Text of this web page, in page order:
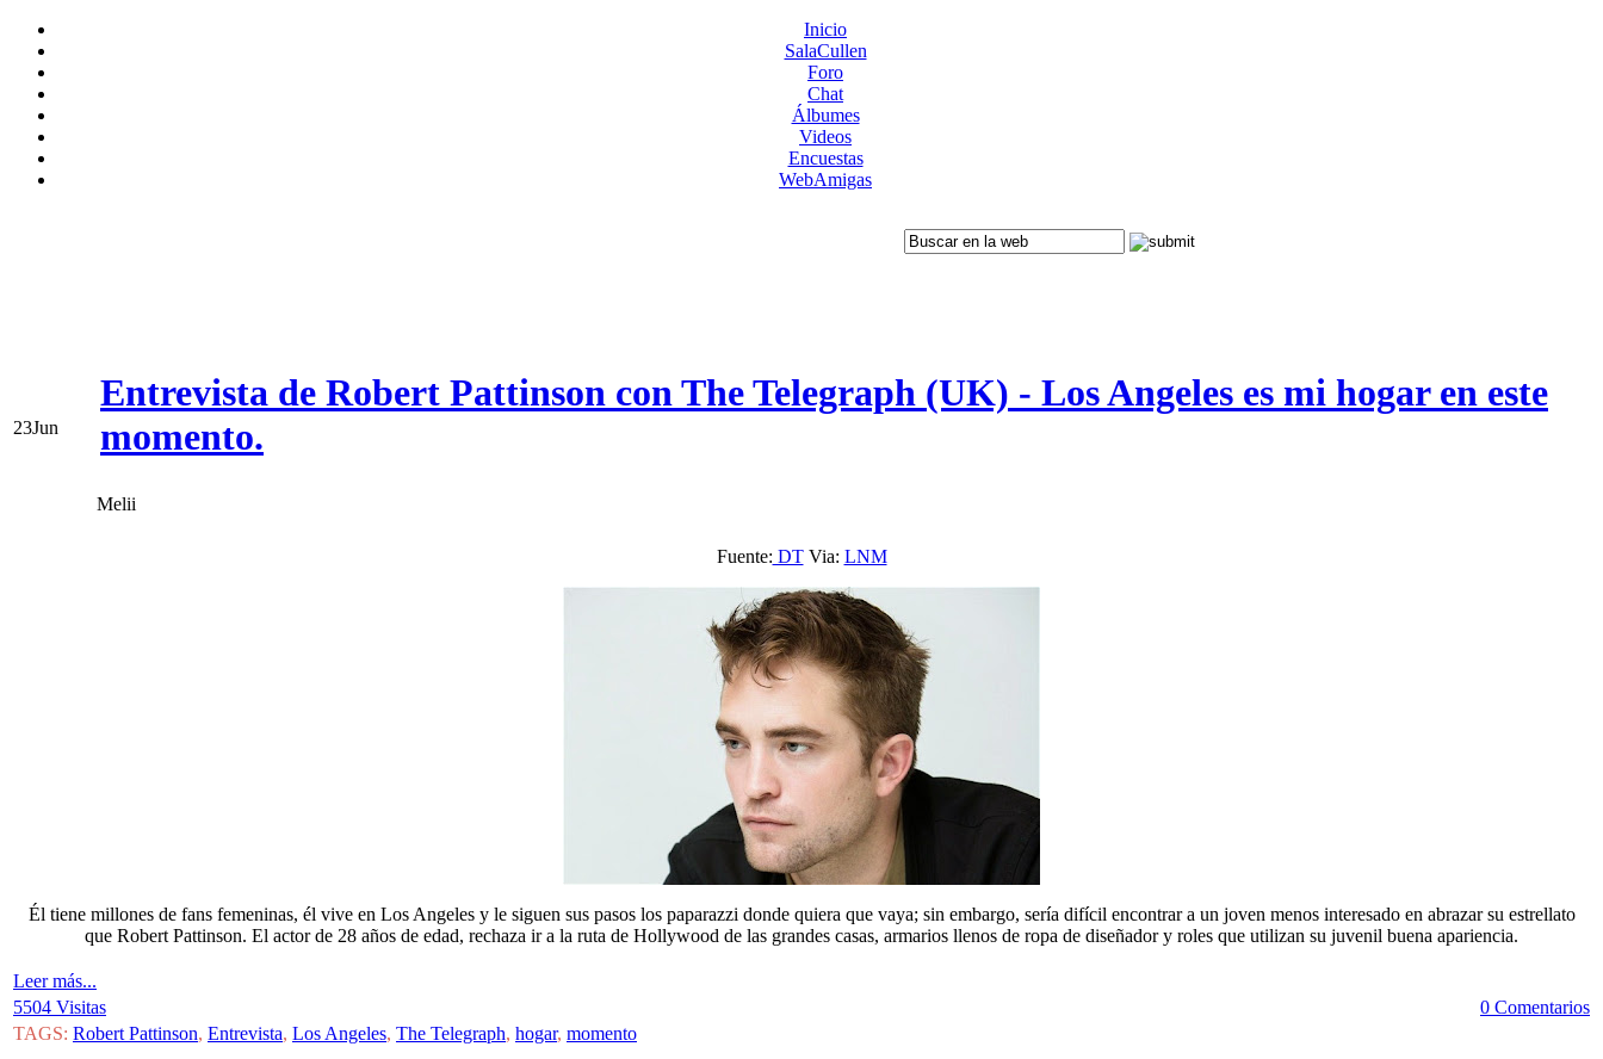
Inicio
SalaCullen
Foro
Chat
Álbumes
Videos
Encuestas
WebAmigas
23Jun
Entrevista de Robert Pattinson con The Telegraph (UK) - Los Angeles es mi hogar en este
momento.
Melii
Fuente: DTVia: LNM
Él tiene millones de fans femeninas, él vive en Los Angeles y le siguen sus pasos los paparazzi donde quiera que vaya; sin embargo, sería difícil encontrar a un joven menos interesado en abrazar su estrellato
que Robert Pattinson. El actor de 28 años de edad, rechaza ir a la ruta de Hollywood de las grandes casas, armarios llenos de ropa de diseñador y roles que utilizan su juvenil buena apariencia.
Leer más...
5504 Visitas
0 Comentarios
TAGS: Robert Pattinson, Entrevista, Los Angeles, The Telegraph, hogar, momento